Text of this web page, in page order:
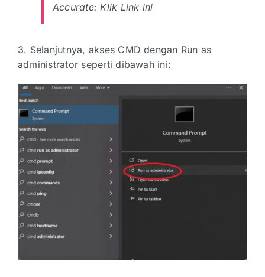
Accurate: Klik Link ini
3. Selanjutnya, akses CMD dengan Run as
administrator seperti dibawah ini: